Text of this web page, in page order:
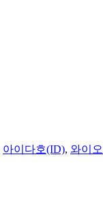
아이다호(ID), 와이